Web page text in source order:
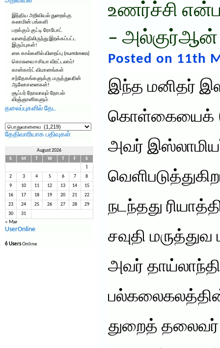
இந்திய அறிவியல் துறைக்கு
கலாமின் பங்களி
பறக்கும் குட்டி ரோபோட்
வானத்திலிருந்து இறக்கப்பட்ட
இரும்புகள்!
கை கால்களில் விறைப்பு (numbness)
கொசுவை ஈசியா விரட்டலாம்!
கான்கார்ட் விமானங்கள்
சந்தேகங்களுக்கு மருத்துவரின்
ஆலோசனைகள்!
சூப்பர் நோவாவும் நோபல்
விஞ்ஞானிகளும்
தலைப்புகளில் தேட
தலைப்புகளில்
தேட
தேதிவாரியாக பதிவுகள்
August 2026
S
M W F
S
1
2 3 4 5 6 7 8
9 10 11 12 13 14 15
16 17 18 19 20 21 22
23 24 25 26 27 28 29
30 31
« Mar
UserOnline
6 UsersOnline
உணர்ச்சி
– அல்குர்ஆன்
Posted on 11th
இந்த மனிதர்
கொள்கையைக்
அவர்
நடந்தது
சவுதி
அவர்
பல்கலைகலத்தின்
துறைத் தலைவர்